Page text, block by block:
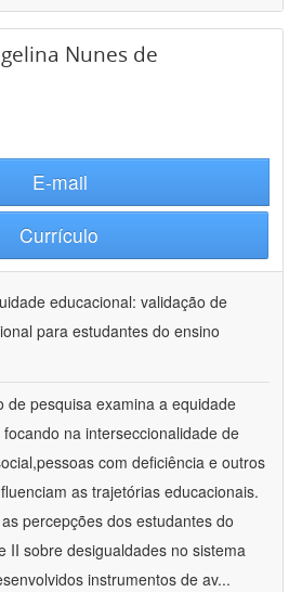
Nunes de
E-mail
Currículo
educacional: validação de
para estudantes do ensino
de pesquisa examina a equidade
na interseccionalidade de
com deficiência e outros
as trajetórias educacionais.
percepções dos estudantes do
II sobre desigualdades no sistema
instrumentos de av...